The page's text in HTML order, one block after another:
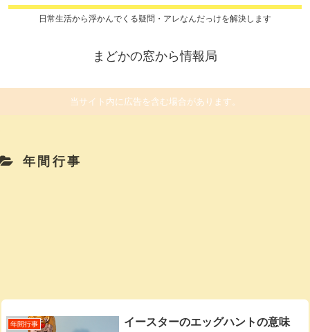
日常生活から浮かんでくる疑問・アレなんだっけを解決します
まどかの窓から情報局
当サイト内に広告を含む場合があります。
年間行事
年間行事
イースターのエッグハントの意味